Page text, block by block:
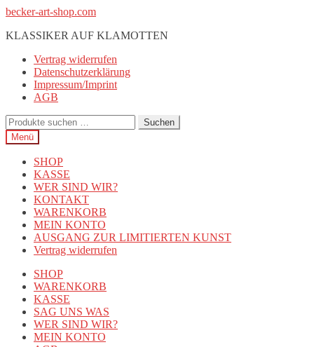
Zur
springen
Zum
springen
becker-art-shop.com
KLASSIKER AUF KLAMOTTEN
Vertrag widerrufen
Datenschutzerklärung
Impressum/Imprint
AGB
Suchen
nach:
Suchen
Menü
SHOP
KASSE
WER SIND WIR?
KONTAKT
WARENKORB
MEIN KONTO
AUSGANG ZUR LIMITIERTEN KUNST
Vertrag widerrufen
SHOP
WARENKORB
KASSE
SAG UNS WAS
WER SIND WIR?
MEIN KONTO